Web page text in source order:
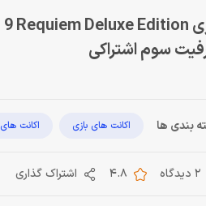
سوم اشتراکی
بندی ها اکانت های بازی اکانت های PS4 و PS5
2 دیدگاه 4.8 اشتراک گذاری